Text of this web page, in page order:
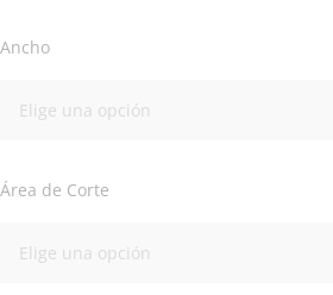
Ancho
Área de Corte